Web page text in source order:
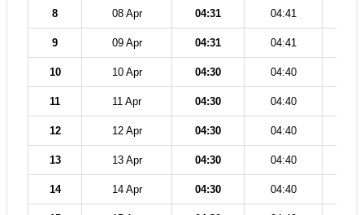
8 08 Apr 04:31 04:41
9 09 Apr 04:31 04:41
10 10 Apr 04:30 04:40
11 11 Apr 04:30 04:40
12 12 Apr 04:30 04:40
13 13 Apr 04:30 04:40
14 14 Apr 04:30 04:40